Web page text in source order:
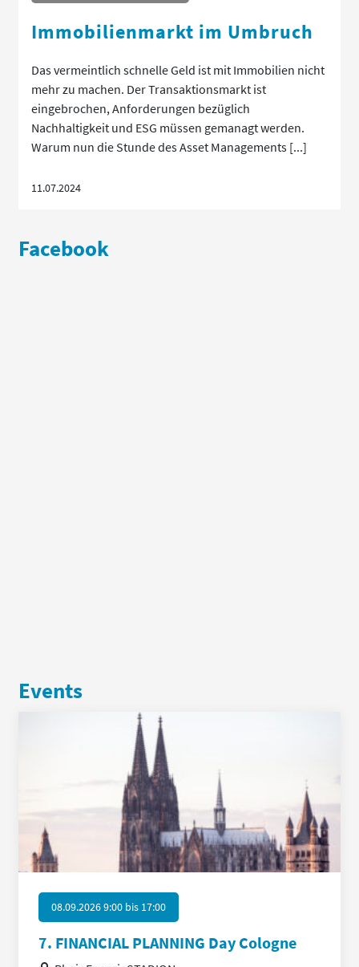
Immobilienmarkt im Umbruch
Das vermeintlich schnelle Geld ist mit Immobilien nicht
mehr zu machen. Der Transaktionsmarkt ist
eingebrochen, Anforderungen bezüglich
Nachhaltigkeit und ESG müssen gemanagt werden.
Warum nun die Stunde des Asset Managements [...]
11.07.2024
Facebook
Events
08.09.2026 9:00 bis 17:00
7. FINANCIAL PLANNING Day Cologne